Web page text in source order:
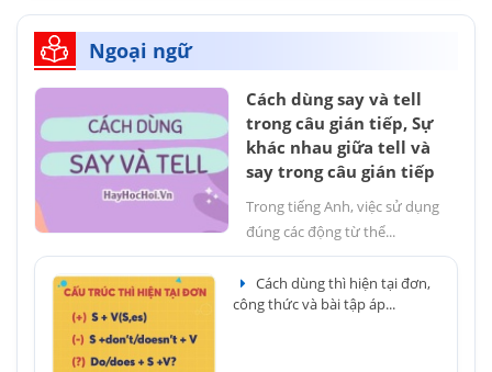
Ngoại ngữ
Cách dùng say và tell
trong câu gián tiếp, Sự
khác nhau giữa tell và
say trong câu gián tiếp
Trong tiếng Anh, việc sử dụng
đúng các động từ thể...
Cách dùng thì hiện tại đơn,
công thức và bài tập áp...